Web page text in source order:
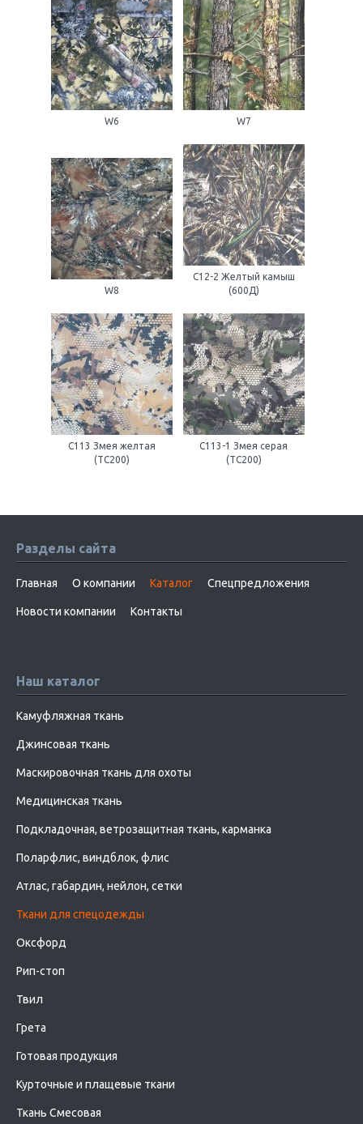
W6 W7
W8
С12-2 Желтый камыш
(600Д)
С113 Змея желтая
(ТС200)
С113-1 Змея серая
(ТС200)
Разделы сайта
Главная О компании Каталог Спецпредложения
Новости компании Контакты
Наш каталог
Камуфляжная ткань
Джинсовая ткань
Маскировочная ткань для охоты
Медицинская ткань
Подкладочная, ветрозащитная ткань, карманка
Поларфлис, виндблок, флис
Атлас, габардин, нейлон, сетки
Ткани для спецодежды
Оксфорд
Рип-стоп
Твил
Грета
Готовая продукция
Курточные и плащевые ткани
Ткань Смесовая